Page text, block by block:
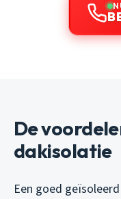
De
dakisolatie
Een goed